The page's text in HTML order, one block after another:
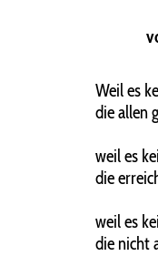
Weil es
die allen
weil es
die
weil es
die nicht